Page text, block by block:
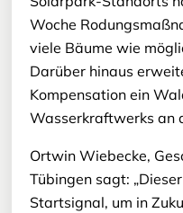
Woche
viele Bäume wie
Darüber hinaus
Kompensation ein
Wasserkraftwerks an
Ortwin Wiebecke,
Tübingen sagt:
Startsignal, um in